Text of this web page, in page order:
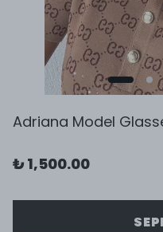
Adriana Model
₺ 1,500.00